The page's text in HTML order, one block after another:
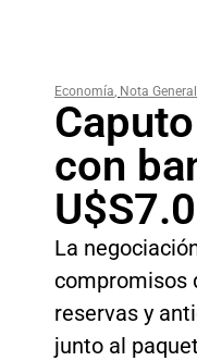
Economía, Nota General
con
La
compromisos
reservas y
junto al